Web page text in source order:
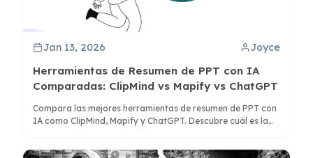
Jan 13, 2026 Joyce
Herramientas de Resumen de PPT con IA
Comparadas: ClipMind vs Mapify vs ChatGPT
Compara las mejores herramientas de resumen de PPT con
IA como ClipMind, Mapify y ChatGPT. Descubre cuál es la